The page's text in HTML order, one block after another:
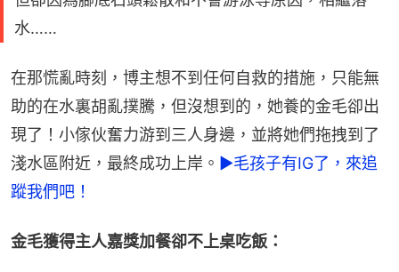
水……
在那慌亂時刻，博主想不到任何自救的措施，只能無
助的在水裏胡亂撲騰，但沒想到的，她養的金毛卻出
現了！小傢伙奮力游到三人身邊，並將她們拖拽到了
淺水區附近，最終成功上岸。 ►毛孩子有IG了，來追
蹤我們吧！
金毛獲得主人嘉獎加餐卻不上桌吃飯：